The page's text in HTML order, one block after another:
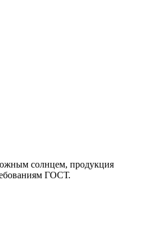
южным солнцем, продукция
ГОСТ.